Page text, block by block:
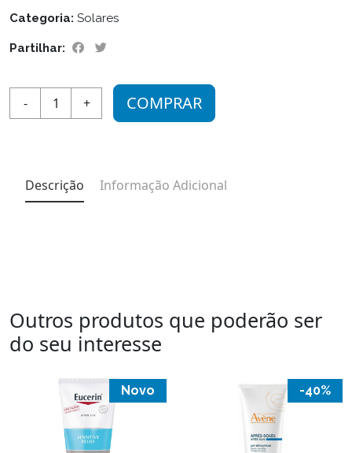
Categoria: Solares
Partilhar:
- 1 + COMPRAR
Descrição Informação Adicional
Outros produtos que poderão ser
do seu interesse
Novo -40%